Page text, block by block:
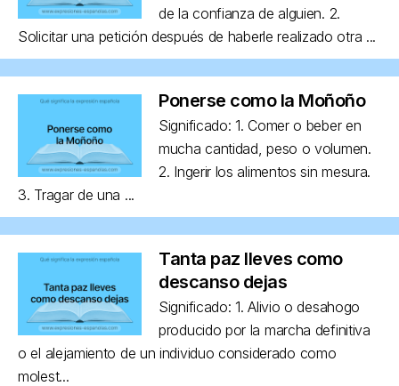
de la confianza de alguien. 2.
Solicitar una petición después de haberle realizado otra ...
Ponerse como la Moñoño
Significado: 1. Comer o beber en
mucha cantidad, peso o volumen.
2. Ingerir los alimentos sin mesura.
3. Tragar de una ...
Tanta paz lleves como
descanso dejas
Significado: 1. Alivio o desahogo
producido por la marcha definitiva
o el alejamiento de un individuo considerado como
molest...